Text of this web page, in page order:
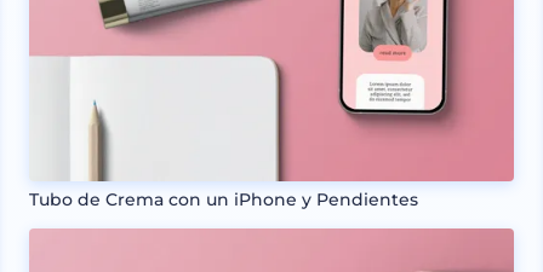
Tubo de Crema con un iPhone y Pendientes